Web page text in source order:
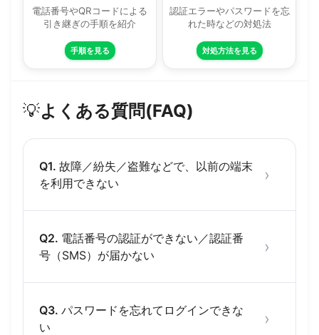
電話番号やQRコードによる
引き継ぎの手順を紹介
手順を見る
認証エラーやパスワードを忘
れた時などの対処法
対処方法を見る
💡よくある質問(FAQ)
Q1. 故障／紛失／盗難などで、以前の端末
を利用できない
›
Q2. 電話番号の認証ができない／認証番
号（SMS）が届かない
›
Q3. パスワードを忘れてログインできな
い
›